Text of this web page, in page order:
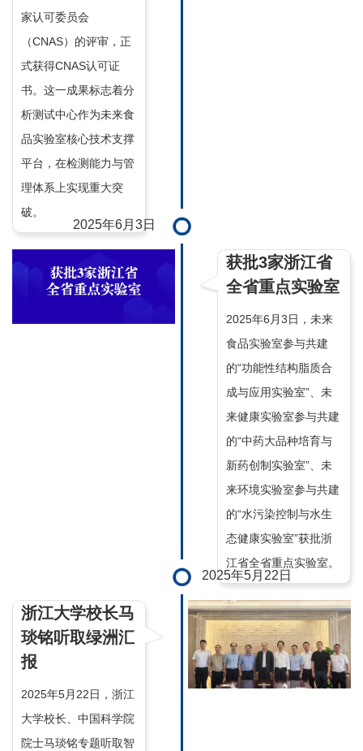
家认可委员会
（CNAS）的评审，正
式获得CNAS认可证
书。这一成果标志着分
析测试中心作为未来食
品实验室核心技术支撑
平台，在检测能力与管
理体系上实现重大突
破。
获批3家浙江省
全省重点实验室
2025年6月3日，未来
食品实验室参与共建
的“功能性结构脂质合
成与应用实验室”、未
来健康实验室参与共建
的“中药大品种培育与
新药创制实验室”、未
来环境实验室参与共建
的“水污染控制与水生
态健康实验室”获批浙
江省全省重点实验室。
2025年6月3日
浙江大学校长马
琰铭听取绿洲汇
报
2025年5月22日，浙江
大学校长、中国科学院
院士马琰铭专题听取智
2025年5月22日